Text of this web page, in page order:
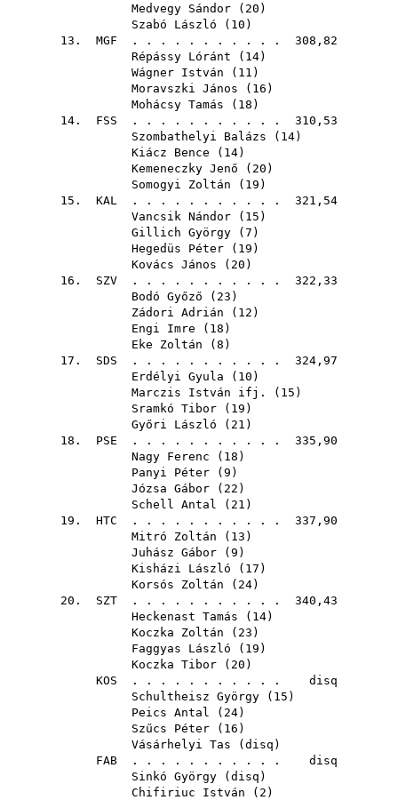
Medvegy Sándor ( 20 )
Szabó László ( 10 )
13. MGF . . . . . . . . . . . 308,82
Répássy Lóránt ( 14)
Wágner István ( 11 )
Moravszki János ( 16 )
Mohácsy Tamás ( 18 )
14. FSS . . . . . . . . . . . 310,53
Szombathelyi Balázs ( 14)
Kiácz Bence ( 14)
Kemeneczky Jenő ( 20 )
Somogyi Zoltán ( 19 )
15. KAL . . . . . . . . . . . 321,54
Vancsik Nándor ( 15 )
Gillich György ( 7 )
Hegedüs Péter ( 19 )
Kovács János ( 20 )
16. SZV . . . . . . . . . . . 322,33
Bodó Győző ( 23 )
Zádori Adrián ( 12 )
Engi Imre ( 18 )
Eke Zoltán ( 8 )
17. SDS . . . . . . . . . . . 324,97
Erdélyi Gyula ( 10 )
Marczis István ifj.
( 15 )
Sramkó Tibor ( 19 )
Győri László ( 21 )
18. PSE . . . . . . . . . . . 335,90
Nagy Ferenc ( 18 )
Panyi Péter ( 9 )
Józsa Gábor ( 22 )
Schell Antal ( 21 )
19. HTC . . . . . . . . . . . 337,90
Mitró Zoltán ( 13 )
Juhász Gábor ( 9 )
Kisházi László ( 17 )
Korsós Zoltán ( 24)
20. SZT . . . . . . . . . . . 340,43
Heckenast Tamás ( 14)
Koczka Zoltán ( 23 )
Faggyas László ( 19 )
Koczka Tibor ( 20 )
KOS . . . . . . . . . . . disq
Schultheisz György ( 15 )
Peics Antal ( 24)
Szűcs Péter ( 16 )
Vásárhelyi Tas ( disq )
FAB . . . . . . . . . . . disq
Sinkó György ( disq )
Chifiriuc István ( 2 )